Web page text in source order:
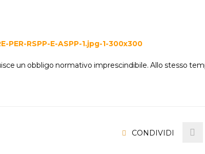
un obbligo normativo imprescindibile. Allo stesso
CONDIVIDI